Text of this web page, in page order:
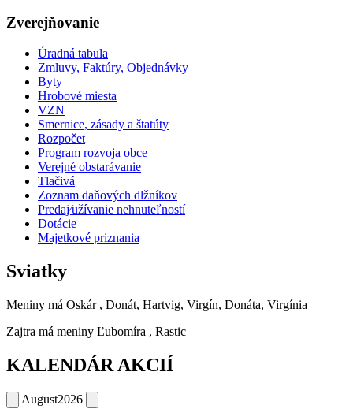
Zverejňovanie
Úradná tabula
Zmluvy, Faktúry, Objednávky
Byty
Hrobové miesta
VZN
Smernice, zásady a štatúty
Rozpočet
Program rozvoja obce
Verejné obstarávanie
Tlačivá
Zoznam daňových dlžníkov
Predaj⁄užívanie nehnuteľností
Dotácie
Majetkové priznania
Sviatky
Meniny má Oskár , Donát, Hartvig, Virgín, Donáta, Virgínia
Zajtra má meniny Ľubomíra , Rastic
KALENDÁR AKCIÍ
August2026